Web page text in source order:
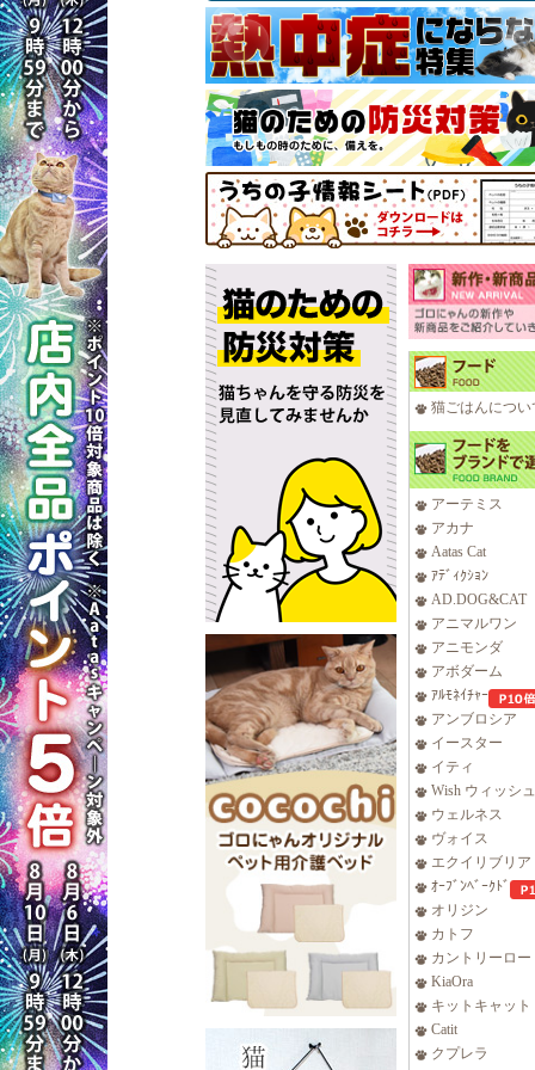
猫ごはんについ
アーテミス
アカナ
Aatas Cat
ｱﾃﾞｨｸｼｮﾝ
AD.DOG&CAT
アニマルワン
アニモンダ
アボダーム
ｱﾙﾓﾈｲﾁｬｰ
アンブロシア
イースター
イティ
Wish ウィッシュ
ウェルネス
ヴォイス
エクイリブリア
ｵｰﾌﾞﾝﾍﾞｰｸﾄﾞ
オリジン
カトフ
カントリーロー
KiaOra
キットキャット
Catit
クプレラ